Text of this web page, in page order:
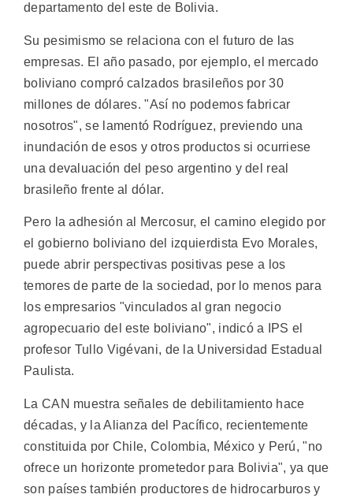
departamento del este de Bolivia.
Su pesimismo se relaciona con el futuro de las
empresas. El año pasado, por ejemplo, el mercado
boliviano compró calzados brasileños por 30
millones de dólares. "Así no podemos fabricar
nosotros", se lamentó Rodríguez, previendo una
inundación de esos y otros productos si ocurriese
una devaluación del peso argentino y del real
brasileño frente al dólar.
Pero la adhesión al Mercosur, el camino elegido por
el gobierno boliviano del izquierdista Evo Morales,
puede abrir perspectivas positivas pese a los
temores de parte de la sociedad, por lo menos para
los empresarios "vinculados al gran negocio
agropecuario del este boliviano", indicó a IPS el
profesor Tullo Vigévani, de la Universidad Estadual
Paulista.
La CAN muestra señales de debilitamiento hace
décadas, y la Alianza del Pacífico, recientemente
constituida por Chile, Colombia, México y Perú, "no
ofrece un horizonte prometedor para Bolivia", ya que
son países también productores de hidrocarburos y